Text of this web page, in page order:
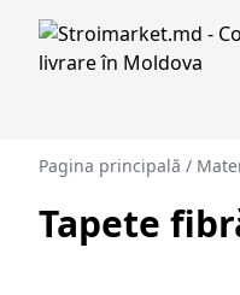
Pagina principală /
Tapete